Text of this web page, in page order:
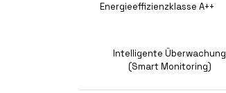
Energieeffizienzklasse A++
Intelligente Überwachung
(Smart Monitoring)